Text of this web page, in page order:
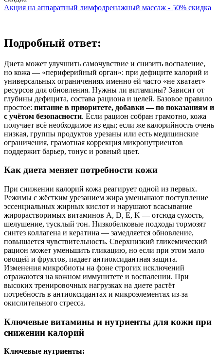
Акция на аппаратный лимфодренажный массаж - 50% скидка
Подробный ответ:
Диета может улучшить самочувствие и снизить воспаление,
но кожа — «периферийный орган»: при дефиците калорий и
универсальных ограничениях именно ей часто «не хватает»
ресурсов для обновления. Нужны ли витамины? Зависит от
глубины дефицита, состава рациона и целей. Базовое правило
простое: питание в приоритете, добавки — по показаниям и
с учётом безопасности. Если рацион собран грамотно, кожа
получает всё необходимое из еды; если же калорийность очень
низкая, группы продуктов урезаны или есть медицинские
ограничения, грамотная коррекция микронутриентов
поддержит барьер, тонус и ровный цвет.
Как диета меняет потребности кожи
При снижении калорий кожа реагирует одной из первых.
Режимы с жёстким урезанием жира уменьшают поступление
эссенциальных жирных кислот и нарушают всасывание
жирорастворимых витаминов A, D, E, K — отсюда сухость,
шелушение, тусклый тон. Низкобелковые подходы тормозят
синтез коллагена и кератина — замедляется обновление,
повышается чувствительность. Сверхнизкий гликемический
рацион может уменьшить гликацию, но если при этом мало
овощей и фруктов, падает антиоксидантная защита.
Изменения микробиоты на фоне строгих исключений
отражаются на кожном иммунитете и воспалении. При
высоких тренировочных нагрузках на диете растёт
потребность в антиоксидантах и микроэлементах из‑за
окислительного стресса.
Ключевые витамины и нутриенты для кожи при
снижении калорий
Ключевые нутриенты: